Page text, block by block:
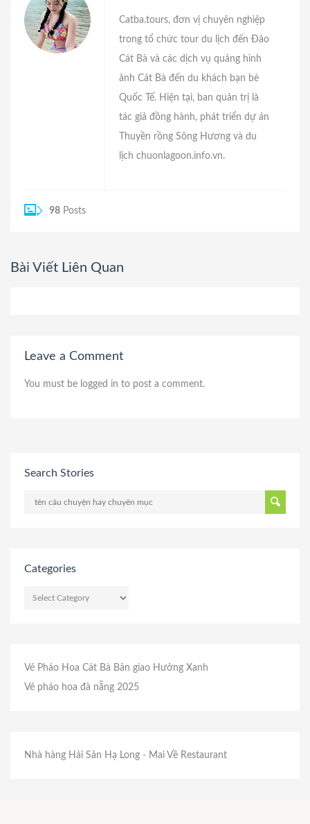
Catba.tours, đơn vị chuyên nghiệp
trong tổ chức tour du lịch đến Đảo
Cát Bà và các dịch vụ quảng hình
ảnh Cát Bà đến du khách bạn bè
Quốc Tế. Hiện tại, ban quản trị là
tác giả đồng hành, phát triển dự án
Thuyền rồng Sông Hương và du
lịch chuonlagoon.info.vn.
98 Posts
Bài Viết Liên Quan
Leave a Comment
You must be logged in to post a comment.
Search Stories
Categories
Vé Pháo Hoa Cát Bà Bản giao Hưởng Xanh
Vé pháo hoa đà nẵng 2025
Nhà hàng Hải Sản Hạ Long - Mai Về Restaurant